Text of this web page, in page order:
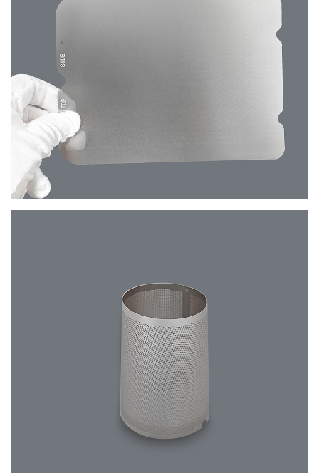
Επεξεργασία επιφάνειας
πασιβωμένα σύμφωνα με τα
Υλικό
χάλυβα / νικέλιο / χαλκό /